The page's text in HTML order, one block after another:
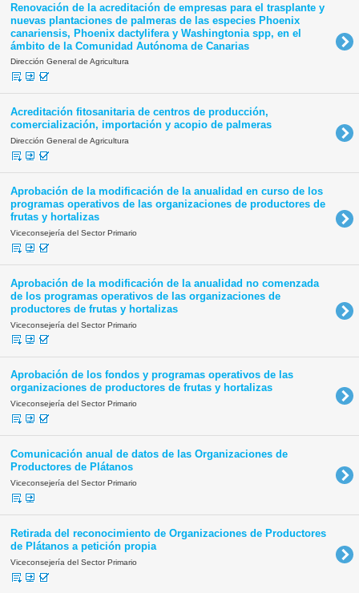
Renovación de la acreditación de empresas para el trasplante y
nuevas plantaciones de palmeras de las especies Phoenix
canariensis, Phoenix dactylifera y Washingtonia spp, en el
ámbito de la Comunidad Autónoma de Canarias
Dirección General de Agricultura
Acreditación fitosanitaria de centros de producción,
comercialización, importación y acopio de palmeras
Dirección General de Agricultura
Aprobación de la modificación de la anualidad en curso de los
programas operativos de las organizaciones de productores de
frutas y hortalizas
Viceconsejería del Sector Primario
Aprobación de la modificación de la anualidad no comenzada
de los programas operativos de las organizaciones de
productores de frutas y hortalizas
Viceconsejería del Sector Primario
Aprobación de los fondos y programas operativos de las
organizaciones de productores de frutas y hortalizas
Viceconsejería del Sector Primario
Comunicación anual de datos de las Organizaciones de
Productores de Plátanos
Viceconsejería del Sector Primario
Retirada del reconocimiento de Organizaciones de Productores
de Plátanos a petición propia
Viceconsejería del Sector Primario